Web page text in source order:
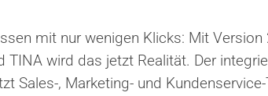
mit nur wenigen Klicks: Mit
TINA wird das jetzt Realität. Der
Sales-, Marketing- und